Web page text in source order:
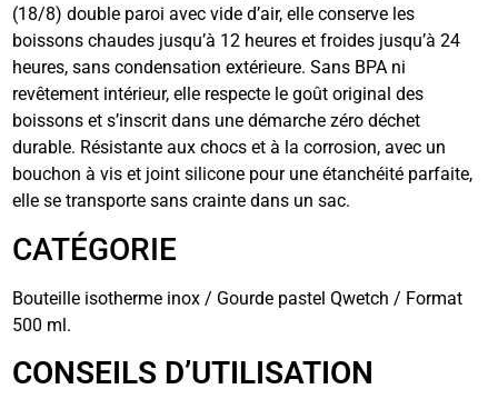
(18/8) double paroi avec vide d’air, elle conserve les
boissons chaudes jusqu’à 12 heures et froides jusqu’à 24
heures, sans condensation extérieure. Sans BPA ni
revêtement intérieur, elle respecte le goût original des
boissons et s’inscrit dans une démarche zéro déchet
durable. Résistanteaux chocs et à la corrosion, avec un
bouchon à vis et joint silicone pour une étanchéité parfaite,
elle se transporte sans crainte dans un sac.
CATÉGORIE
Bouteille isotherme inox / Gourde pastel Qwetch / Format
500 ml.
CONSEILS D’UTILISATION